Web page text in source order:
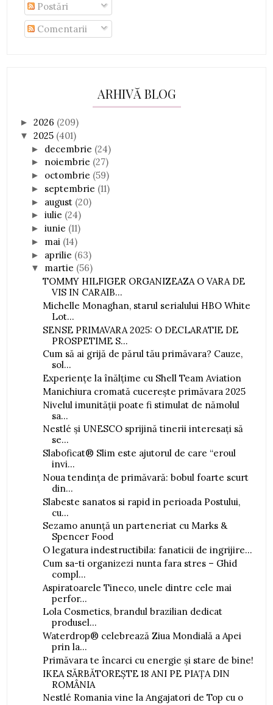
Postări
Comentarii
ARHIVĂ BLOG
►2026 (209)
▼2025 (401)
► decembrie (24)
► noiembrie (27)
► octombrie (59)
► septembrie (11)
► august (20)
►iulie (24)
►iunie (11)
► mai (14)
► aprilie (63)
▼ martie (56)
TOMMY HILFIGER ORGANIZEAZA O VARA DE
VIS IN CARAIB...
Michelle Monaghan, starul serialului HBO White
Lot...
SENSE PRIMAVARA 2025: O DECLARATIE DE
PROSPETIME S...
Cum să ai grijă de părul tău primăvara? Cauze,
sol...
Experiențe la înălțime cu Shell Team Aviation
Manichiura cromată cucerește primăvara 2025
Nivelul imunității poate fi stimulat de nămolul
sa...
Nestlé și UNESCO sprijină tinerii interesați să
se...
Slaboficat® Slim este ajutorul de care “eroul
invi...
Noua tendința de primăvară: bobul foarte scurt
din...
Slabeste sanatos si rapid in perioada Postului,
cu...
Sezamo anunță un parteneriat cu Marks &
Spencer Food
O legatura indestructibila: fanaticii de ingrijire...
Cum sa-ti organizezi nunta fara stres – Ghid
compl...
Aspiratoarele Tineco, unele dintre cele mai
perfor...
Lola Cosmetics, brandul brazilian dedicat
produsel...
Waterdrop® celebrează Ziua Mondială a Apei
prin la...
Primăvara te încarci cu energie și stare de bine!
IKEA SĂRBĂTOREȘTE 18 ANI PE PIAȚA DIN
ROMÂNIA
Nestlé Romania vine la Angajatori de Top cu o